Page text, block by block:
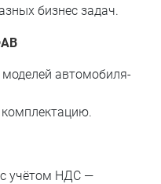
бизнес задач.
автомобиля-
с учётом НДС —